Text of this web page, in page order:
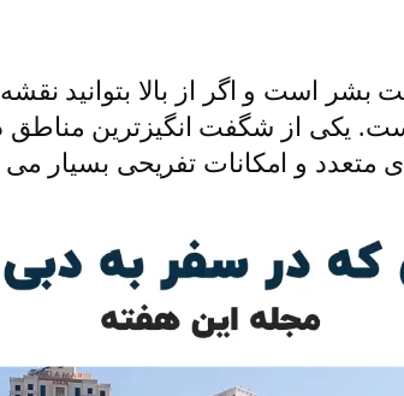
است و اگر از بالا بتوانید
یکی از شگفت انگیزترین
متعدد و امکانات تفریحی بسیار